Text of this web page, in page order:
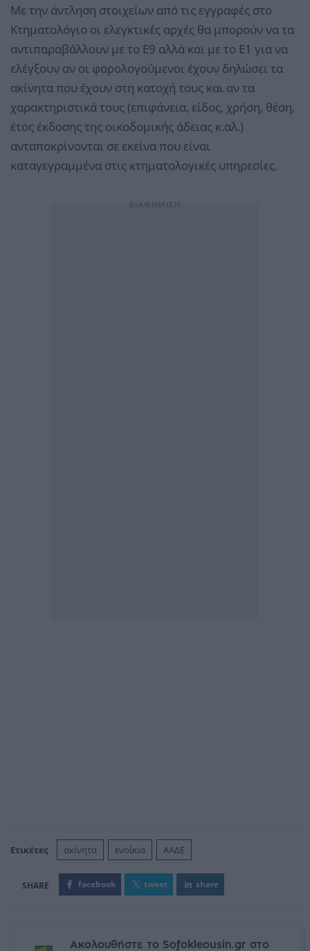
Με την άντληση στοιχείων από τις εγγραφές στο
Κτηματολόγιο οι ελεγκτικές αρχές θα μπορούν να τα
αντιπαραβάλλουν με το Ε9 αλλά και με το Ε1 για να
ελέγξουν αν οι φορολογούμενοι έχουν δηλώσει τα
ακίνητα που έχουν στη κατοχή τους και αν τα
χαρακτηριστικά τους (επιφάνεια, είδος, χρήση, θέση,
έτος έκδοσης της οικοδομικής άδειας κ.αλ.)
ανταποκρίνονται σε εκείνα που είναι
καταγεγραμμένα στις κτηματολογικές υπηρεσίες.
Ετικέτες ακίνητα ενοίκια ΑΑΔΕ
facebook tweet share
Ακολουθήστε το Sofokleousin.gr στο